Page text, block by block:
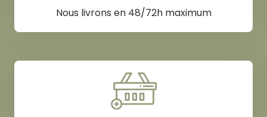
Nous livrons en 48/72h maximum